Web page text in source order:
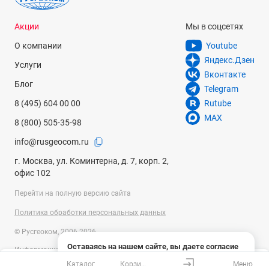
Оставаясь на нашем сайте, вы даете согласие
на использование файлов cookies и сбор данных
Акции
О компании
Услуги
Блог
8 (495) 604 00 00
8 (800) 505-35-98
info@rusgeocom.ru
г. Москва, ул. Коминтерна, д. 7, корп. 2,
офис 102
Мы в соцсетях
Youtube
Яндекс.Дзен
Вконтакте
Telegram
Rutube
MAX
Перейти на полную версию сайта
Политика обработки персональных данных
© Русгеоком, 2006-2026
Информация на сайте носит справочный характер и не является
публичной офертой, определяемой положениями Статьи 437
Каталог Меню